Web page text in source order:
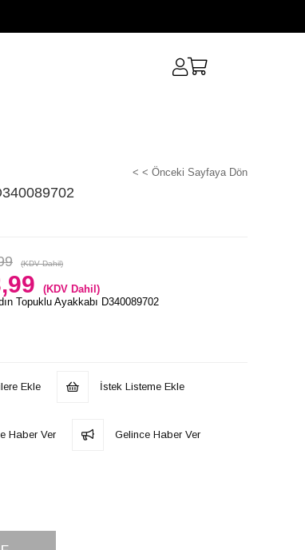
< < Önceki Sayfaya Dön
(KDV Dahil)
(KDV Dahil)
Topuklu Ayakkabı D340089702
Ekle İstek Listeme Ekle
Haber Ver Gelince Haber Ver